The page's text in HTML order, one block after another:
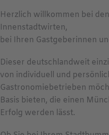
Herzlich willkommen bei
Innenstadtwirten,
bei Ihren Gastgeberinnen
Dieser deutschlandweit
von individuell und
Gastronomiebetrieben
Basis bieten, die einen
Erfolg werden lässt.